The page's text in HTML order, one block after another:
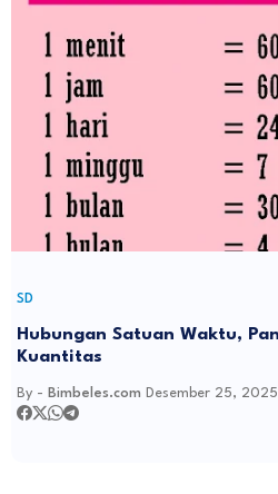
SD
Hubungan Satuan Waktu,
Kuantitas
By - Bimbeles.com Desember 25, 2025